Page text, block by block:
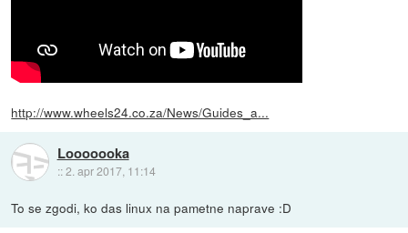
http://www.wheels24.co.za/News/Guides_a...
Looooooka
::2. apr 2017, 11:14
To se zgodi, ko das linux na pametne naprave :D